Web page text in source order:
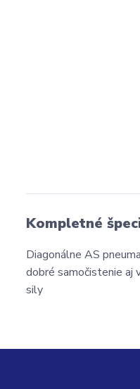
Kompletné
Diagonálne AS
dobré samočistenie aj
sily